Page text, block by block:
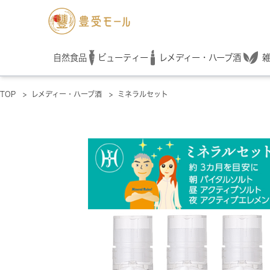
自然食品 ビューティー レメディー・ハーブ酒
TOP > レメディー・ハーブ酒 > ミネラルセット